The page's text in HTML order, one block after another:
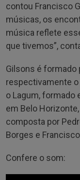
contou Francisco
músicas, os
música reflete
que tivemos”,
Gilsons é formado
respectivamente o
o Lagum, formado
em Belo
composta por
Borges e
Confere o som: